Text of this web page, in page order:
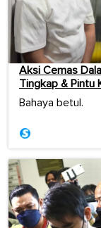
Aksi Cemas
Tingkap & Pintu
Bahaya betul.